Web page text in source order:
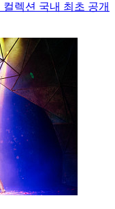
렉션 국내 최초 공개